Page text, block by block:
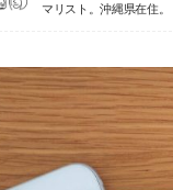
マリスト。沖縄県在住。